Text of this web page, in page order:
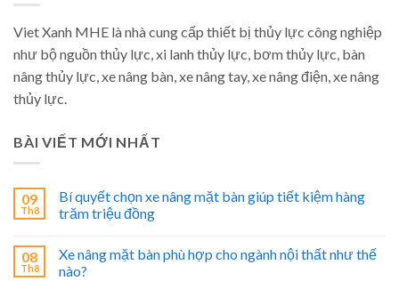
Viet Xanh MHE là nhà cung cấp thiết bị thủy lực công nghiệp
như bộ nguồn thủy lực, xi lanh thủy lực, bơm thủy lực, bàn
nâng thủy lực, xe nâng bàn, xe nâng tay, xe nâng điện, xe nâng
thủy lực.
BÀI VIẾT MỚI NHẤT
09
Th8
Bí quyết chọn xe nâng mặt bàn giúp tiết kiệm hàng
trăm triệu đồng
08
Th8
Xe nâng mặt bàn phù hợp cho ngành nội thất như thế
nào?